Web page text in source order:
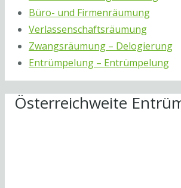
Büro- und Firmenräumung
Verlassenschaftsräumung
Zwangsräumung – Delogierung
Entrümpelung – Entrümpelung
Österreichweite